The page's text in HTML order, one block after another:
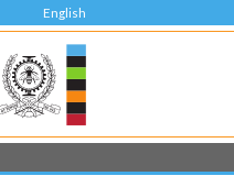
English